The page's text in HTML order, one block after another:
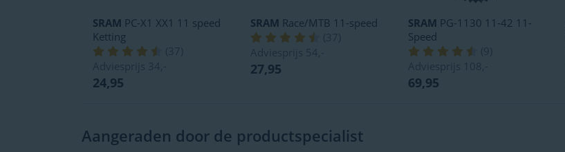
SRAM PC-X1 XX1 11 speed
Ketting
( 37
Adviesprijs 34,-
24,95
SRAM Race/MTB 11-speed
( 37
Adviesprijs 54,-
27,95
SRAM PG-1130 11-42 11-
Speed
(9
Adviesprijs
108,-
69,95
Aangeraden door de productspecialist